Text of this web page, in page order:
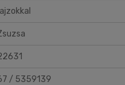
/ 5359139